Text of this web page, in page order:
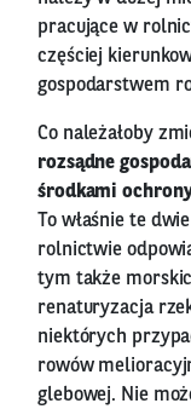
pracujące w
częściej
gospodarstwem
Co należałoby
rozsądne
środkami
To właśnie te
rolnictwie
tym także
renaturyzacja
niektórych
rowów
glebowej. Nie